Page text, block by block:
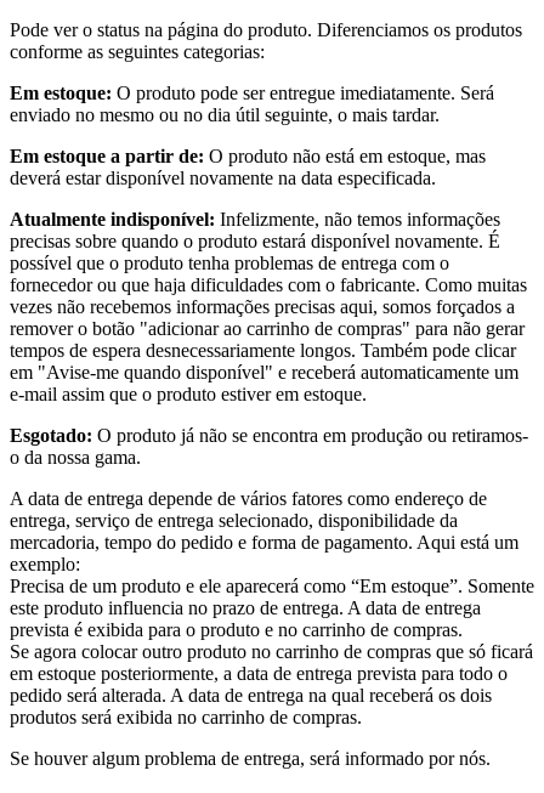
Pode ver o status na página do produto. Diferenciamos os produtos
conforme as seguintes categorias:
Em estoque: O produto pode ser entregue imediatamente. Será
enviado no mesmo ou no dia útil seguinte, o mais tardar.
Em estoque a partir de: O produto não está em estoque, mas
deverá estar disponível novamente na data especificada.
Atualmente indisponível: Infelizmente, não temos informações
precisas sobre quando o produto estará disponível novamente. É
possível que o produto tenha problemas de entrega com o
fornecedor ou que haja dificuldades com o fabricante. Como muitas
vezes não recebemos informações precisas aqui, somos forçados a
remover o botão "adicionar ao carrinho de compras" para não gerar
tempos de espera desnecessariamente longos. Também pode clicar
em "Avise-me quando disponível" e receberá automaticamente um
e-mail assim que o produto estiver em estoque.
Esgotado: O produto já não se encontra em produção ou retiramos-
o da nossa gama.
A data de entrega depende de vários fatores como endereço de
entrega, serviço de entrega selecionado, disponibilidade da
mercadoria, tempo do pedido e forma de pagamento. Aqui está um
exemplo:
Precisa de um produto e ele aparecerá como “Em estoque”. Somente
este produto influencia no prazo de entrega. A data de entrega
prevista é exibida para o produto e no carrinho de compras.
Se agora colocar outro produto no carrinho de compras que só ficará
em estoque posteriormente, a data de entrega prevista para todo o
pedido será alterada. A data de entrega na qual receberá os dois
produtos será exibida no carrinho de compras.
Se houver algum problema de entrega, será informado por nós.